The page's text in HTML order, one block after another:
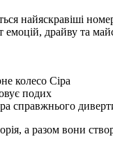
найяскравіші
драйву та
колесо Сіра
подих
справжнього
а разом вони